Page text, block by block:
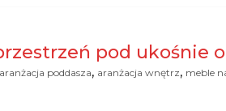
pod ukośnie
aranżacja poddasza, aranżacja wnętrz, meble